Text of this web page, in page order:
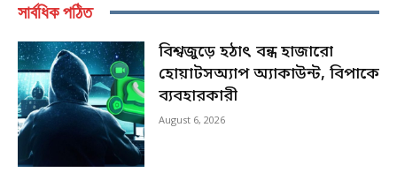
সার্বধিক পঠিত
বিশ্বজুড়ে হঠাৎ বন্ধ হাজারো
হোয়াটসঅ্যাপ অ্যাকাউন্ট, বিপাকে
ব্যবহারকারী
August 6, 2026